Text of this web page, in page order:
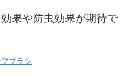
果や防虫効果が期待で
ブラシ